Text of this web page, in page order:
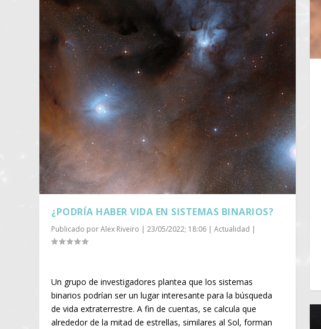
¿PODRÍA HABER VIDA EN SISTEMAS BINARIOS?
Publicado porAlex Riveiro |23/05/2022; 18:06 |Actualidad |
Un grupo de investigadores plantea que los sistemas
binarios podrían ser un lugar interesante para la búsqueda
de vida extraterrestre. A fin de cuentas, se calcula que
alrededor de la mitad de estrellas, similares al Sol, forman